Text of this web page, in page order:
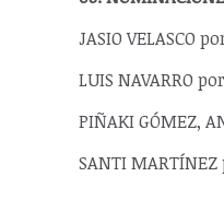
JASIO VELASCO
LUIS NAVARRO
PIÑAKI GÓMEZ,
SANTI